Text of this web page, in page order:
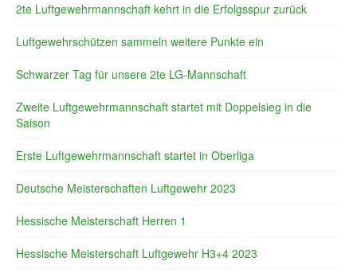
2te Luftgewehrmannschaft kehrt in die Erfolgsspur zurück
Luftgewehrschützen sammeln weitere Punkte ein
Schwarzer Tag für unsere 2te LG-Mannschaft
Zweite Luftgewehrmannschaft startet mit Doppelsieg in die
Saison
Erste Luftgewehrmannschaft startet in Oberliga
Deutsche Meisterschaften Luftgewehr 2023
Hessische Meisterschaft Herren 1
Hessische Meisterschaft Luftgewehr H3+4 2023